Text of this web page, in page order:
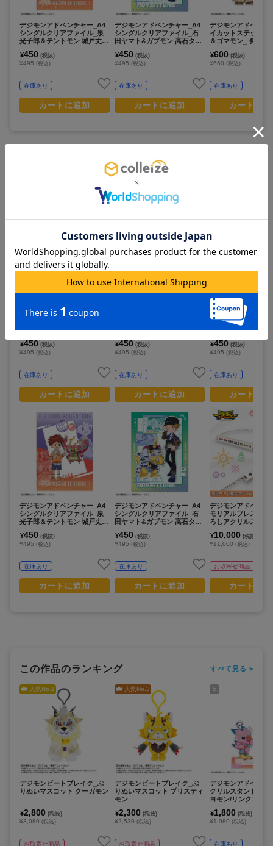
デジモンアドベンチャー_A4
シングルクリアファイル_泉
光子郎＆テントモン 城戸丈＆
¥450 (税抜)
¥495 (税込)
在庫あり
カートに追加
デジモンアドベンチャー_A4
シングルクリアファイル_石
田ヤマト&ガブモン 高石タケ
¥450 (税抜)
¥495 (税込)
在庫あり
カートに追加
デジモンアドベンチ
イカットステッカー
＆ゴマモン_ 食べ物
¥600 (税抜)
¥660 (税込)
在庫あり
カートに
この商品を見ている人は
こちらの商品もチェックしています
デジモンアドベンチャー_A4
神太一＆アグモン 八神ヒカリ
こ
¥450 (税抜)
¥495 (税込)
在庫あり
カートに追加
デジモンアドベンチャー_A4
シングルクリアファイル_泉
光子郎＆テントモン 城戸丈＆
¥450 (税抜)
¥495 (税込)
在庫あり
カートに追加
光子郎&テントモン 城戸丈&
¥450 (税抜)
¥495 (税込)
在庫あり
カートに追加
デジモンアドベンチャー_A4
シングルクリアファイル_石
田ヤマト&ガブモン 高石タケ
¥450 (税抜)
¥495 (税込)
在庫あり
カートに追加
デジモンアドベンチ
シングルクリアファ
之内空&ピヨモン 太
&パルモン/リンクコ
¥450 (税抜)
¥495 (税込)
在庫あり
カートに
デジモンアドベンチ
モリアルブレスレッ
ろしアクリルスタン
¥10,000 (税抜)
¥11,000 (税込)
お取寄せ商品
カートに
この作品のランキング すべて見る >
人気No.1
デジモンビートブレイク_ぷ
りぬいマスコット クーガモン
¥2,800 (税抜)
¥3,080 (税込)
お取寄せ商品
人気No.3
デジモンビートブレイク_ぷ
りぬいマスコット プリスティ
モン
¥2,300 (税抜)
¥2,530 (税込)
お取寄せ商品
5
デジモンアドベンチ
クリルスタンド_武
ヨモン/リンクコーデ
¥1,800 (税抜)
¥1,980 (税込)
在庫あり